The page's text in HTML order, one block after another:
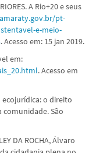
A Rio+20 e seus
pt-
e-meio-
. Acesso em: 15 jan 2019.
em:
. Acesso em
ecojurídica: o direito
comunidade. São
DA ROCHA, Álvaro